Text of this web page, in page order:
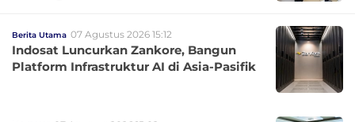
Berita Utama 07 Agustus 2026 15:12
Indosat Luncurkan Zankore, Bangun
Platform Infrastruktur AI di Asia-Pasifik